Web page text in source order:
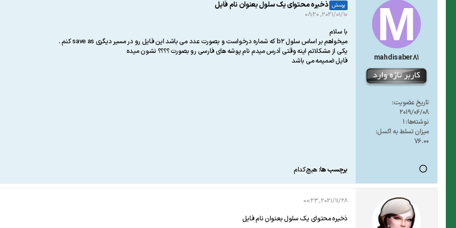
mahdisaber81
تاریخ عضویت:
2019/06/08
نوشته‌ها: 1
میزان تسلط به اکسل:
76.00
پرسش ذخیره محتوای یک سلول بعنوان نام فایل
2021/01/10, 08:20
با سلام
میخواهم بر اساس سلول b2 که شماره درخواست و بصورت عدد می باشد این فایل رو در مسیر دیگری save as کنم .
یکی از مشکلاتم اینه وقتی آدرس میدم نام پوشه های فارسی رو بصورت ؟؟؟؟ نشون میده
فایل ضمیمه می باشد
برچسب ها: هیچ‌کدام
2021/11/28, 00:23
ذخیره محتوای یک سلول بعنوان نام فایل